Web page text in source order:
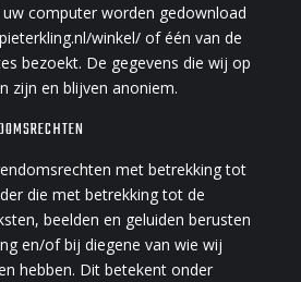
computer worden gedownload
winkel/ of één van de
bezoekt. De gegevens die wij op
zijn en blijven anoniem.
met betrekking tot
die met betrekking tot de
beelden en geluiden berusten
en/of bij diegene van wie wij
hebben. Dit betekent onder